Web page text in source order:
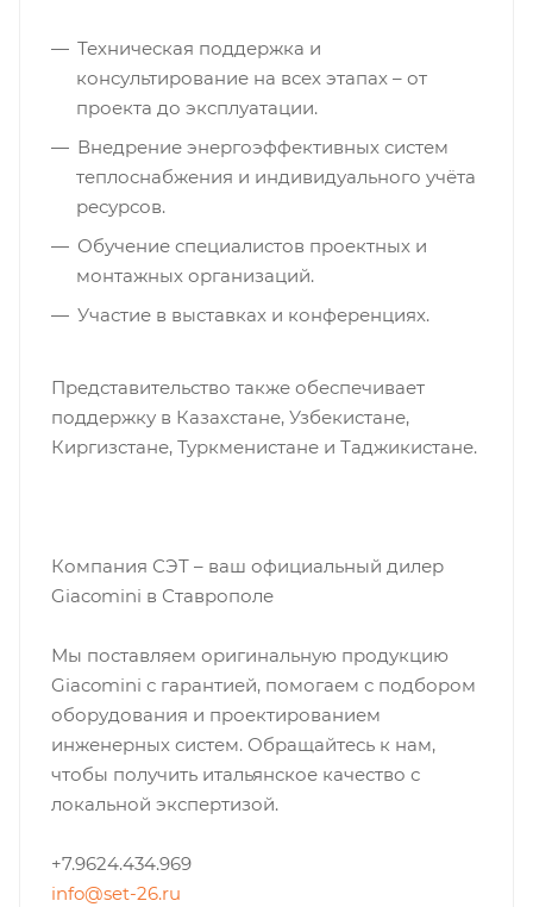
Техническая поддержка и
консультирование на всех этапах – от
проекта до эксплуатации.
Внедрение энергоэффективных систем
теплоснабжения и индивидуального учёта
ресурсов.
Обучение специалистов проектных и
монтажных организаций.
Участие в выставках и конференциях.
Представительство также обеспечивает
поддержку в Казахстане, Узбекистане,
Киргизстане, Туркменистане и Таджикистане.
Компания СЭТ – ваш официальный дилер
Giacomini в Ставрополе
Мы поставляем оригинальную продукцию
Giacomini с гарантией, помогаем с подбором
оборудования и проектированием
инженерных систем. Обращайтесь к нам,
чтобы получить итальянское качество с
локальной экспертизой.
+7.9624.434.969
info@set-26.ru